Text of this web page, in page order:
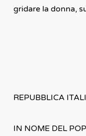
gridare la donna,
REPUBBLICA
IN NOME DEL